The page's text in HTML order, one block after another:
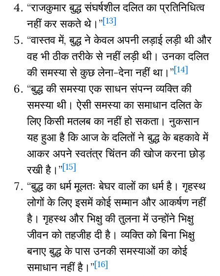
“राजकुमार बुद्ध संघर्षशील दलित का प्रतिनिधित्व
नहीं कर सकते थे।”[13]
“वास्तव में, बुद्ध ने केवल अपनी लड़ाई लड़ी थी और
वह भी ठीक तरीके से नहीं लड़ी थी। उनका दलित
की समस्या से कुछ लेना-देना नहीं था।”[14]
“बुद्ध की समस्या एक साधन संपन्न व्यक्ति की
समस्या थी। ऐसी समस्या का समाधान दलित के
लिए किसी मतलब का नहीं हो सकता। नुकसान
यह हुआ है कि आज के दलितों ने बुद्ध के बहकावे में
आकर अपने स्वतंत्र चिंतन की खोज करना छोड़
रखी है।”[15]
“बुद्ध का धर्म मूलतः बेघर वालों का धर्म है। गृहस्थ
लोगों के लिए इसमें कोई सम्मान और आकर्षण नहीं
है। गृहस्थ और भिक्षु की तुलना में उन्होंने भिक्षु
जीवन को तहजीह दी है। व्यक्ति को बिना भिक्षु
बनाए बुद्ध के पास उनकी समस्याओं का कोई
समाधान नहीं है।”[16]